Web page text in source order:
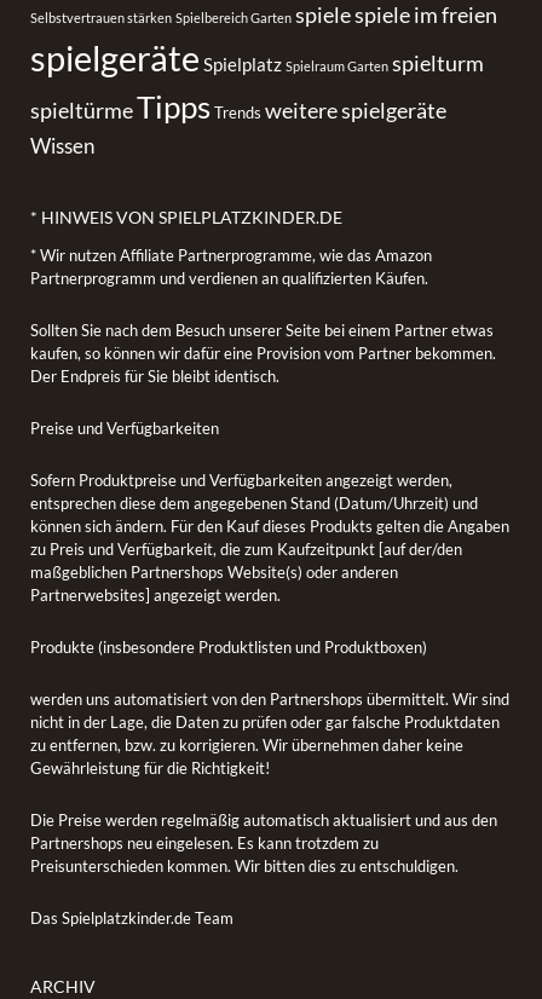
Selbstvertrauen stärken Spielbereich Garten spielespiele im freien
spielgeräte Spielplatz Spielraum Garten spielturm
spieltürmeTippsTrends weitere spielgeräte
Wissen
* HINWEIS VON SPIELPLATZKINDER.DE
* Wir nutzen Affiliate Partnerprogramme, wie das Amazon
Partnerprogramm und verdienen an qualifizierten Käufen.
Sollten Sie nach dem Besuch unserer Seite bei einem Partner etwas
kaufen, so können wir dafür eine Provision vom Partner bekommen.
Der Endpreis für Sie bleibt identisch.
Preise und Verfügbarkeiten
Sofern Produktpreise und Verfügbarkeiten angezeigt werden,
entsprechen diese dem angegebenen Stand (Datum/Uhrzeit) und
können sich ändern. Für den Kauf dieses Produkts gelten die Angaben
zu Preis und Verfügbarkeit, die zum Kaufzeitpunkt [auf der/den
maßgeblichen Partnershops Website(s) oder anderen
Partnerwebsites] angezeigt werden.
Produkte (insbesondere Produktlisten und Produktboxen)
werden uns automatisiert von den Partnershops übermittelt. Wir sind
nicht in der Lage, die Daten zu prüfen oder gar falsche Produktdaten
zu entfernen, bzw. zu korrigieren. Wir übernehmen daher keine
Gewährleistung für die Richtigkeit!
Die Preise werden regelmäßig automatisch aktualisiert und aus den
Partnershops neu eingelesen. Es kann trotzdem zu
Preisunterschieden kommen. Wir bitten dies zu entschuldigen.
Das Spielplatzkinder.de Team
ARCHIV